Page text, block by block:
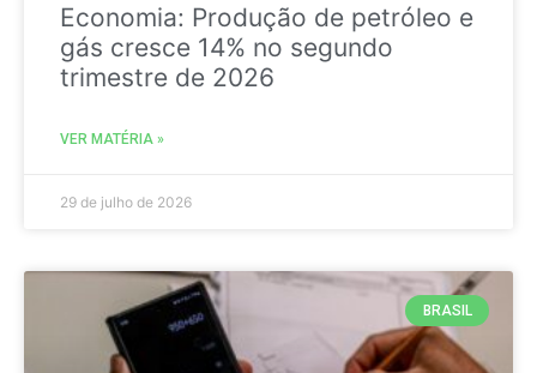
Economia: Produção de petróleo e
gás cresce 14% no segundo
trimestre de 2026
VER MATÉRIA »
29 de julho de 2026
BRASIL